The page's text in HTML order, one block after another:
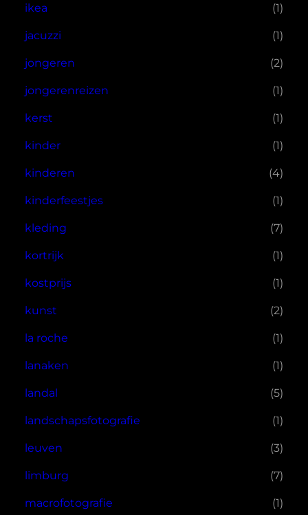
ikea (1)
jacuzzi (1)
jongeren (2)
jongerenreizen (1)
kerst (1)
kinder (1)
kinderen (4)
kinderfeestjes (1)
kleding (7)
kortrijk (1)
kostprijs (1)
kunst (2)
la roche (1)
lanaken (1)
landal (5)
landschapsfotografie (1)
leuven (3)
limburg (7)
macrofotografie (1)